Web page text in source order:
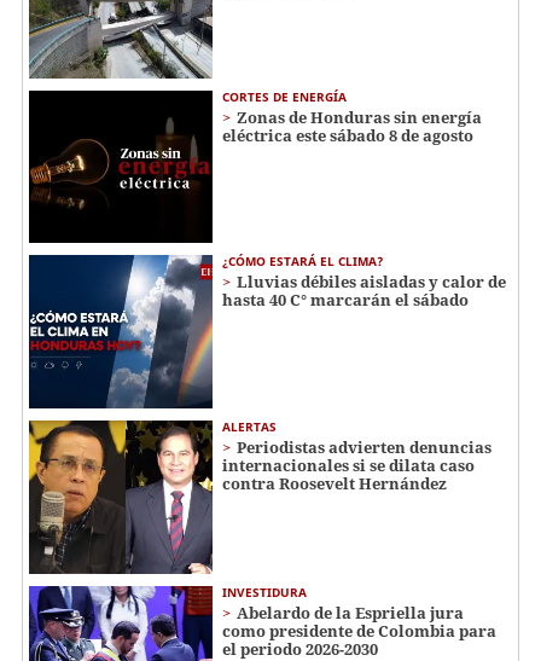
CORTES DE ENERGÍA
Zonas de Honduras sin energía
eléctrica este sábado 8 de agosto
¿CÓMO ESTARÁ EL CLIMA?
Lluvias débiles aisladas y calor de
hasta 40 C° marcarán el sábado
ALERTAS
Periodistas advierten denuncias
internacionales si se dilata caso
contra Roosevelt Hernández
INVESTIDURA
Abelardo de la Espriella jura
como presidente de Colombia para
el periodo 2026-2030